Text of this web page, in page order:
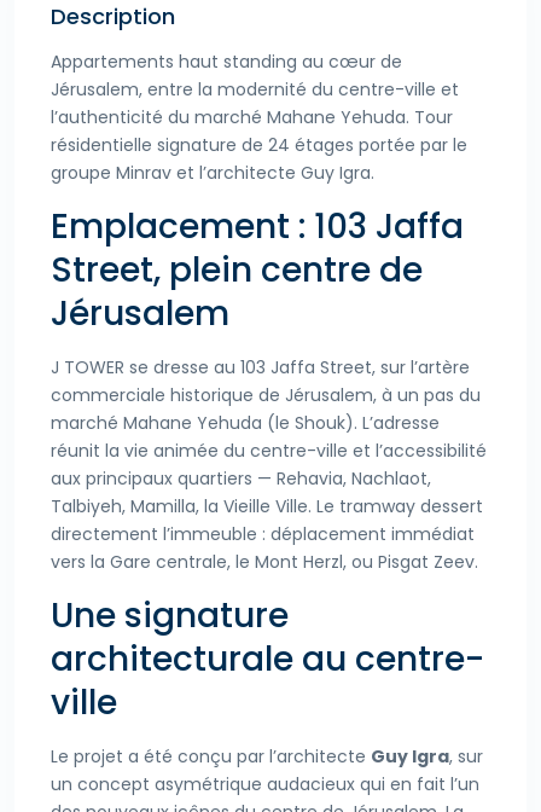
Description
Appartements haut standing au cœur de
Jérusalem, entre la modernité du centre-ville et
l’authenticité du marché Mahane Yehuda. Tour
résidentielle signature de 24 étages portée par le
groupe Minrav et l’architecte Guy Igra.
Emplacement : 103 Jaffa
Street, plein centre de
Jérusalem
J TOWER se dresse au 103 Jaffa Street, sur l’artère
commerciale historique de Jérusalem, à un pas du
marché Mahane Yehuda (le Shouk). L’adresse
réunit la vie animée du centre-ville et l’accessibilité
aux principaux quartiers — Rehavia, Nachlaot,
Talbiyeh, Mamilla, la Vieille Ville. Le tramway dessert
directement l’immeuble : déplacement immédiat
vers la Gare centrale, le Mont Herzl, ou Pisgat Zeev.
Une signature
architecturale au centre-
ville
Le projet a été conçu par l’architecte Guy Igra, sur
un concept asymétrique audacieux qui en fait l’un